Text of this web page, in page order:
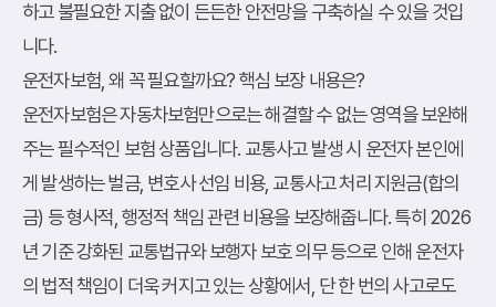
하고 불필요한 지출 없이 든든한 안전망을 구축하실 수 있을 것입
니다.
운전자보험, 왜 꼭 필요할까요? 핵심 보장 내용은?
운전자보험은 자동차보험만으로는 해결할 수 없는 영역을 보완해
주는 필수적인 보험 상품입니다. 교통사고 발생 시 운전자 본인에
게 발생하는 벌금, 변호사 선임 비용, 교통사고 처리 지원금(합의
금) 등 형사적, 행정적 책임 관련 비용을 보장해줍니다. 특히 2026
년 기준 강화된 교통법규와 보행자 보호 의무 등으로 인해 운전자
의 법적 책임이 더욱 커지고 있는 상황에서, 단 한 번의 사고로도